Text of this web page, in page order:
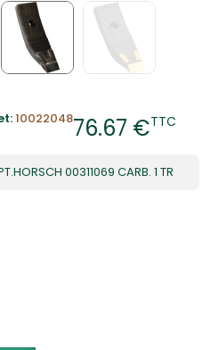
1002204876.67 €TTC
00311069 CARB. 1 TR